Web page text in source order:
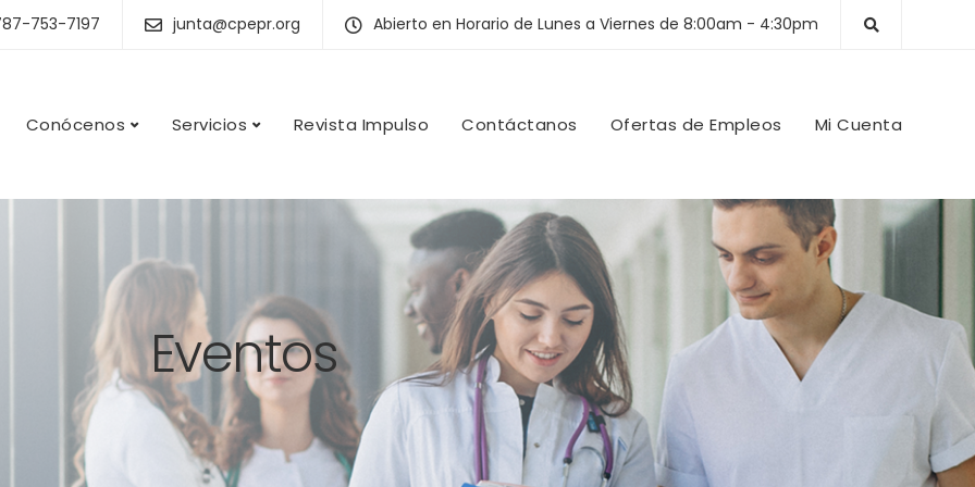
753-7197 junta@cpepr.org Abierto en Horario de Lunes a Viernes de 8:00am - 4:30pm
Conócenos Servicios Revista Impulso Contáctanos Ofertas de Empleos Mi Cuenta
Eventos